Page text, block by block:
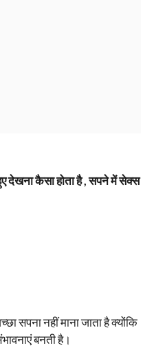
कैसा होता है , सपने में सेक्स
नहीं माना जाता है क्योंकि
बनती है।